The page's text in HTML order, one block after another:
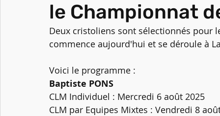
le Championnat
Deux cristoliens sont sélectionnés pour
commence aujourd'hui et se déroule à
Voici le programme :
Baptiste PONS
CLM Individuel : Mercredi 6 août 2025
CLM par Equipes Mixtes : Vendredi 8